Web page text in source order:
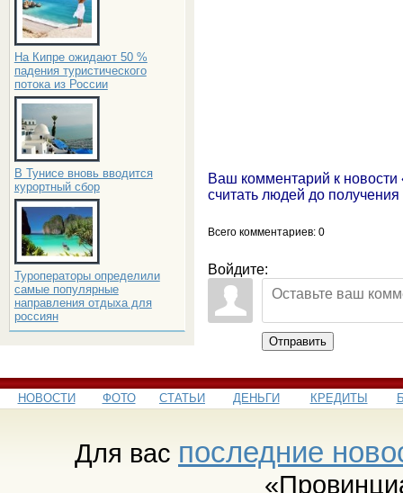
На Кипре ожидают 50 %
падения туристического
потока из России
В Тунисе вновь вводится
курортный сбор
Туроператоры определили
самые популярные
направления отдыха для
россиян
Ваш комментарий к
считать людей до
Всего комментариев: 0
Войдите:
Отправить
НОВОСТИ ФОТО СТАТЬИ ДЕНЬГИ КРЕДИТЫ
Для вас последние